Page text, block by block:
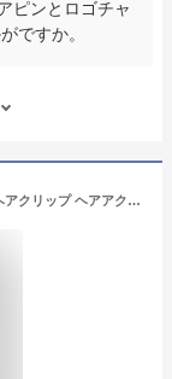
ピンとロゴチャ
ですか。
【全品ポイント10倍】PRADA プラダ メタル ヘアクリップ ヘアアクセサリー ヘアピン 1IF051 2BA6 レディース 三角ロゴ ロゴ ヘアアクセサリー ブラック ゴールド 2個セット